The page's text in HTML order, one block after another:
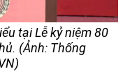
tại Lễ kỷ niệm 80
(Ảnh: Thống